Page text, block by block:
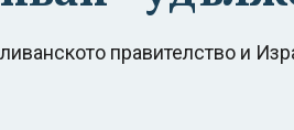
правителство и